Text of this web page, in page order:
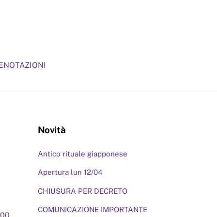
Novità
Antico rituale giapponese
Apertura lun 12/04
CHIUSURA PER DECRETO
COMUNICAZIONE IMPORTANTE